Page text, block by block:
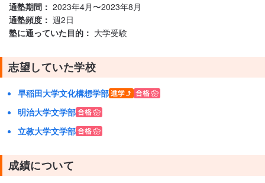
通塾期間： 2023年4月〜2023年8月
通塾頻度： 週2日
塾に通っていた目的： 大学受験
志望していた学校
早稲田大学文化構想学部
明治大学文学部
立教大学文学部
成績について